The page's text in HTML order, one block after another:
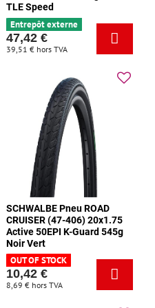
TLE Speed
Entrepôt externe
47,42 €
39,51 € hors TVA
SCHWALBE Pneu ROAD
CRUISER (47-406) 20x1.75
Active 50EPI K-Guard 545g
Noir Vert
OUT OF STOCK
10,42 €
8,69 € hors TVA